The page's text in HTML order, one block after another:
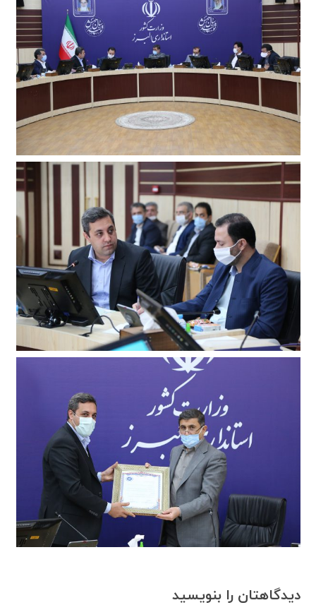
دیدگاهتان را بنویسید